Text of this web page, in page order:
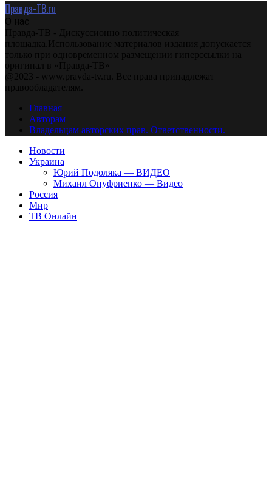
Правда-ТВ.ru
О нас
Правда-ТВ - Дискуссионно политическая
площадка.Использование материалов издания допускается
только при одновременном размещении гиперссылки на
оригинал в «Правда-ТВ»
@2023 - www.pravda-tv.ru. Все права принадлежат
правообладателям.
Главная
Авторам
Владельцам авторских прав. Ответственности.
Новости
Украина
Юрий Подоляка — ВИДЕО
Михаил Онуфриенко — Видео
Россия
Мир
ТВ Онлайн